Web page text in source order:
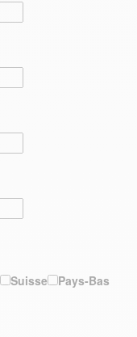
Suisse
Pays-Bas